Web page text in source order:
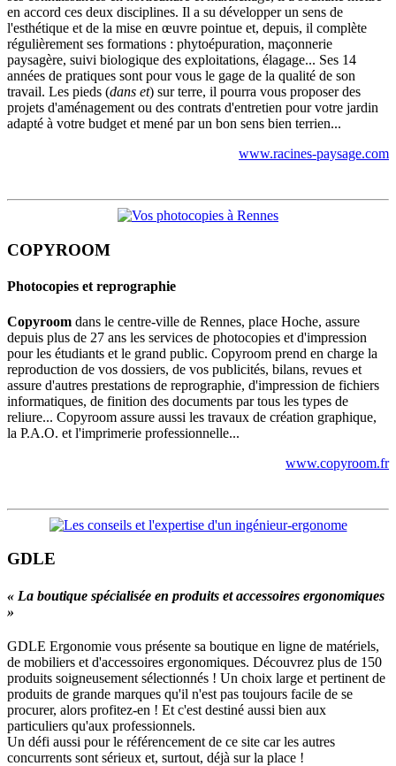
en accord ces deux disciplines. Il a su développer un sens de
l'esthétique et de la mise en œuvre pointue et, depuis, il complète
régulièrement ses formations : phytoépuration, maçonnerie
paysagère, suivi biologique des exploitations, élagage... Ses 14
années de pratiques sont pour vous le gage de la qualité de son
travail. Les pieds (dans et) sur terre, il pourra vous proposer des
projets d'aménagement ou des contrats d'entretien pour votre jardin
adapté à votre budget et mené par un bon sens bien terrien...
www.racines-paysage.com
COPYROOM
Photocopies et reprographie
Copyroom dans le centre-ville de Rennes, place Hoche, assure
depuis plus de 27 ans les services de photocopies et d'impression
pour les étudiants et le grand public. Copyroom prend en charge la
reproduction de vos dossiers, de vos publicités, bilans, revues et
assure d'autres prestations de reprographie, d'impression de fichiers
informatiques, de finition des documents par tous les types de
reliure... Copyroom assure aussi les travaux de création graphique,
la P.A.O. et l'imprimerie professionnelle...
www.copyroom.fr
GDLE
« La boutique spécialisée en produits et accessoires ergonomiques
»
GDLE Ergonomie vous présente sa boutique en ligne de matériels,
de mobiliers et d'accessoires ergonomiques. Découvrez plus de 150
produits soigneusement sélectionnés ! Un choix large et pertinent de
produits de grande marques qu'il n'est pas toujours facile de se
procurer, alors profitez-en ! Et c'est destiné aussi bien aux
particuliers qu'aux professionnels.
Un défi aussi pour le référencement de ce site car les autres
concurrents sont sérieux et, surtout, déjà sur la place !